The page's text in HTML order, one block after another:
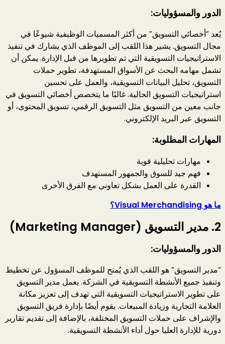
الدور والمسؤوليات:
يُعد “أخصائي التسويق” من أكثر المسميات الوظيفية شيوعًا في
مجال التسويق. يشير هذا اللقب إلى الموظف الذي يشارك في تنفيذ
الاستراتيجيات التسويقية التي تم تطويرها من قبل الإدارة. يمكن أن
تشمل مهامه البحث عن الأسواق المستهدفة، تطوير حملات
التسويق، تحليل البيانات التسويقية، والعمل على تحسين
استراتيجيات التسويق الحالية. غالبًا ما يتخصص أخصائي التسويق في
جانب معين من التسويق مثل التسويق الرقمي، تسويق المحتوى، أو
التسويق عبر البريد الإلكتروني.
المهارات المطلوبة:
مهارات تحليلية قوية
فهم جيد للسوق والجمهور المستهدف
القدرة على العمل بشكل تعاوني مع الفرق الأخرى
ما هو Visual Merchandising؟
2. مدير التسويق (Marketing Manager)
الدور والمسؤوليات:
“مدير التسويق” هو اللقب الذي يُمنح للموظف المسؤول عن تخطيط
وتنفيذ جميع الأنشطة التسويقية في الشركة. يعمل مدير التسويق
على تطوير الاستراتيجيات التسويقية التي تهدف إلى تعزيز مكانة
العلامة التجارية وزيادة المبيعات. يقوم أيضًا بإدارة فريق التسويق
والإشراف على حملات التسويق المختلفة، بالإضافة إلى تقديم تقارير
دورية للإدارة العليا حول أداء الأنشطة التسويقية.